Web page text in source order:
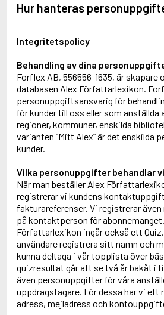
Hur hanteras
Integritetspolicy
Behandling av dina
Forflex AB, 556556-1635, är skapare
databasen Alex Författarlexikon.
personuppgiftsansvarig för
för kunder till oss eller som anställda
regioner, kommuner, enskilda
varianten ”Mitt Alex” är det enskilda
kunder.
Vilka personuppgifter behandlar
När man beställer Alex
registrerar vi kundens
fakturareferenser. Vi registrerar
på kontaktperson för
Författarlexikon ingår också ett
användare registrera sitt namn och
kunna deltaga i vår topplista över
quizresultat går att se två år bakåt i
även personuppgifter för våra
uppdragstagare. För dessa har vi ett
adress, mejladress och